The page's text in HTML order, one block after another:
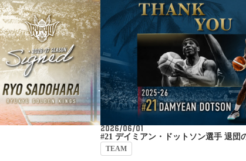
2026/06/01
#21 デイミアン・ドットソン選手 退団
TEAM